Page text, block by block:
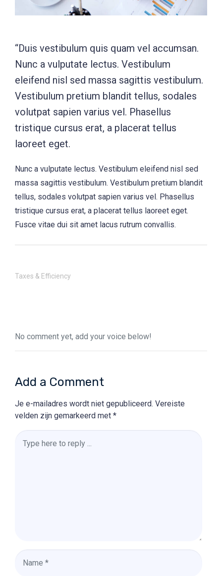
“Duis vestibulum quis quam vel accumsan.
Nunc a vulputate lectus. Vestibulum
eleifend nisl sed massa sagittis vestibulum.
Vestibulum pretium blandit tellus, sodales
volutpat sapien varius vel. Phasellus
tristique cursus erat, a placerat tellus
laoreet eget.
Nunc a vulputate lectus. Vestibulum eleifend nisl sed
massa sagittis vestibulum. Vestibulum pretium blandit
tellus, sodales volutpat sapien varius vel. Phasellus
tristique cursus erat, a placerat tellus laoreet eget.
Fusce vitae dui sit amet lacus rutrum convallis.
Taxes & Efficiency
No comment yet, add your voice below!
Add a Comment
Je e-mailadres wordt niet gepubliceerd. Vereiste
velden zijn gemarkeerd met *